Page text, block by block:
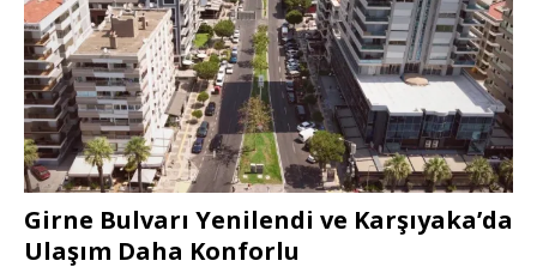
Girne Bulvarı Yenilendi ve Karşıyaka’da
Ulaşım Daha Konforlu